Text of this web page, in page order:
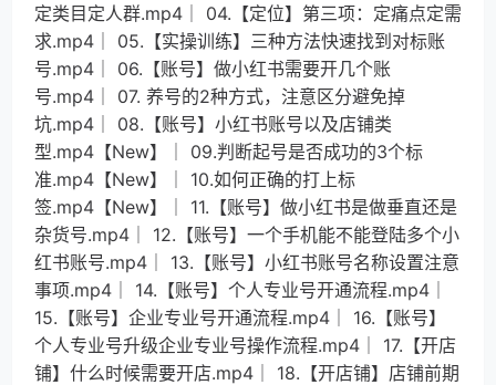
定类目定人群.mp4│ 04.【定位】第三项：定痛点定需
求.mp4│ 05.【实操训练】三种方法快速找到对标账
号.mp4│ 06.【账号】做小红书需要开几个账
号.mp4│ 07. 养号的2种方式，注意区分避免掉
坑.mp4│ 08.【账号】小红书账号以及店铺类
型.mp4【New】│ 09.判断起号是否成功的3个标
准.mp4【New】│ 10.如何正确的打上标
签.mp4【New】│ 11.【账号】做小红书是做垂直还是
杂货号.mp4│ 12.【账号】一个手机能不能登陆多个小
红书账号.mp4│ 13.【账号】小红书账号名称设置注意
事项.mp4│ 14.【账号】个人专业号开通流程.mp4│
15.【账号】企业专业号开通流程.mp4│ 16.【账号】
个人专业号升级企业专业号操作流程.mp4│ 17.【开店
铺】什么时候需要开店.mp4│ 18.【开店铺】店铺前期